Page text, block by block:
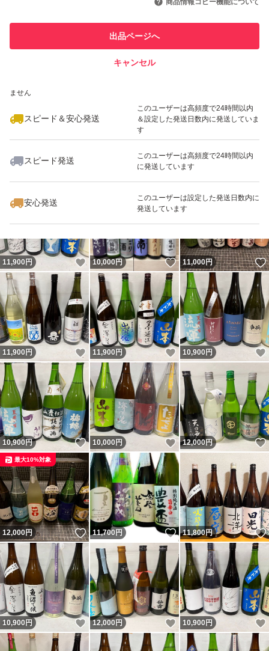
しばらく置いてから開くとガス圧が落ち着いて液漏れの心
配が少なくなります。
獺祭、十四代、黒龍、而今、鍋島、勝駒、花邑、花陽浴、
新政、飛露喜、田酒、東洋美人、写楽、No6、鳳凰美田、
久保田、作、大吟醸、純米大吟醸、日本酒、亜麻猫、陽乃
鳥、天蛙、プレミア酒、日本酒、山本、冩楽、磯自慢、く
どき上手、澤屋まつもと、九平次、久保田、山田錦、白鶴
錦、居酒屋、お歳暮、御歳暮、お正月、ギフト、プレゼン
ト
での取引実績があります
ません
スピード＆安心発送
このユーザーは高頻度で24時間以内
＆設定した発送日数内に発送していま
す
スピード発送
このユーザーは高頻度で24時間以内
に発送しています
安心発送
このユーザーは設定した発送日数内に
発送しています
商品情報コピー機能について
出品ページへ
キャンセル
いいね！
10,900
11,900円 いいね！
10,000円 いいね！
11,000円
11,900 円 いいね！
11,900 円 いいね！
10,900円
10,900円 いいね！
10,000円 いいね！
12,000円
12,000円 いいね！
最大10%対象
11,700 円 いいね！
11,800円
10,900円 いいね！
12,000 円 いいね！
10,900 円